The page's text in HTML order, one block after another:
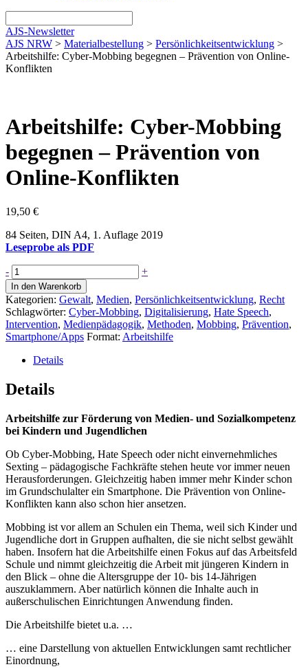
AJS-Newsletter
AJS NRW > Materialbestellung > Persönlichkeitsentwicklung >
Arbeitshilfe: Cyber-Mobbing begegnen – Prävention von Online-
Konflikten
Arbeitshilfe: Cyber-Mobbing
begegnen – Prävention von
Online-Konflikten
19,50 €
84 Seiten, DIN A4, 1. Auflage 2019
Leseprobe als PDF
- Arbeitshilfe:
Cyber-
Mobbing
begegnen
–
Prävention
von
Online-
Konflikten
Menge
+
In den Warenkorb
Kategorien: Gewalt, Medien, Persönlichkeitsentwicklung, Recht
Schlagwörter: Cyber-Mobbing, Digitalisierung, Hate Speech,
Intervention, Medienpädagogik, Methoden, Mobbing, Prävention,
Smartphone/Apps Format: Arbeitshilfe
Details
Details
Arbeitshilfe zur Förderung von Medien- und Sozialkompetenz
bei Kindern und Jugendlichen
Ob Cyber-Mobbing, Hate Speech oder nicht einvernehmliches
Sexting – pädagogische Fachkräfte stehen heute vor immer neuen
Herausforderungen. Gleichzeitig haben immer mehr Kinder schon
im Grundschulalter ein Smartphone. Die Prävention von Online-
Konflikten kann also schon hier ansetzen.
Mobbing ist vor allem an Schulen ein Thema, weil sich Kinder und
Jugendliche dort in Gruppen aufhalten, die sie nicht selbst gewählt
haben. Insofern hat die Arbeitshilfe einen Fokus auf das Arbeitsfeld
Schule und nimmt gleichzeitig die Arbeit mit jüngeren Kindern in
den Blick – ohne die Altersgruppe der 10- bis 14-Jährigen
auszuklammern. Aber natürlich können die Inhalte auch in
außerschulischen Einrichtungen Anwendung finden.
Die Arbeitshilfe bietet u.a. …
… eine Darstellung von aktuellen Entwicklungen samt rechtlicher
Einordnung,